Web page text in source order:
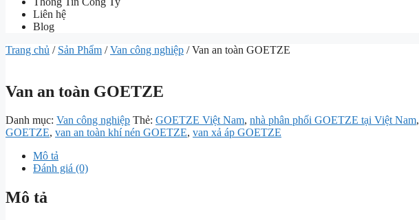
Liên hệ
Blog
Trang chủ / Sản Phẩm /Van công nghiệp / Van an toàn GOETZE
Van an toàn GOETZE
Danh mục: Van công nghiệp Thẻ: GOETZE Việt Nam, nhà phân phối GOETZE tại Việt Nam,
GOETZE, van an toàn khí nén GOETZE, van xả áp GOETZE
Mô tả
Đánh giá (0)
Mô tả